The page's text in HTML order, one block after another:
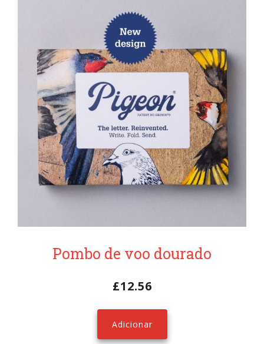
Pombo de voo dourado
£12.56
Adicionar